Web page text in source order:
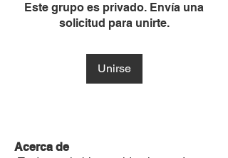
Este grupo es privado. Envía una
solicitud para unirte.
Unirse
Acerca de